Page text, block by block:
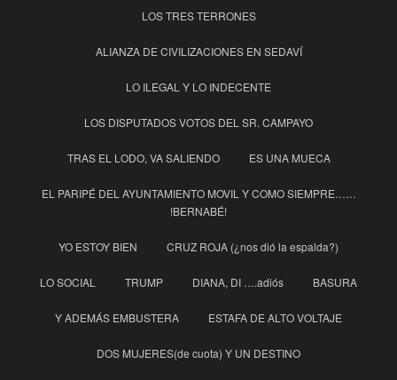
LOS TRES TERRONES
ALIANZA DE CIVILIZACIONES EN SEDAVÍ
LO ILEGAL Y LO INDECENTE
LOS DISPUTADOS VOTOS DEL SR. CAMPAYO
TRAS EL LODO, VA SALIENDO ES UNA MUECA
EL PARIPÉ DEL AYUNTAMIENTO MOVIL Y COMO SIEMPRE……
!BERNABÉ!
YO ESTOY BIEN CRUZ ROJA (¿nos dió la espalda?)
LO SOCIAL TRUMP DIANA, DI ….adiós BASURA
Y ADEMÁS EMBUSTERA ESTAFA DE ALTO VOLTAJE
DOS MUJERES(de cuota) Y UN DESTINO